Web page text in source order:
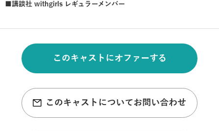
■講談社 withgirls レギュラーメンバー
このキャストにオファーする
このキャストについてお問い合わせ